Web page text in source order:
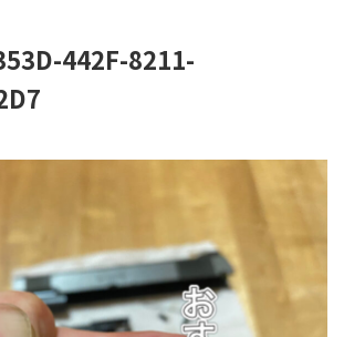
442F-8211-